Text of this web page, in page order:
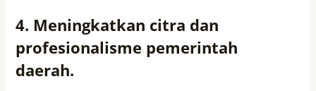
4. Meningkatkan citra dan
profesionalisme pemerintah
daerah.